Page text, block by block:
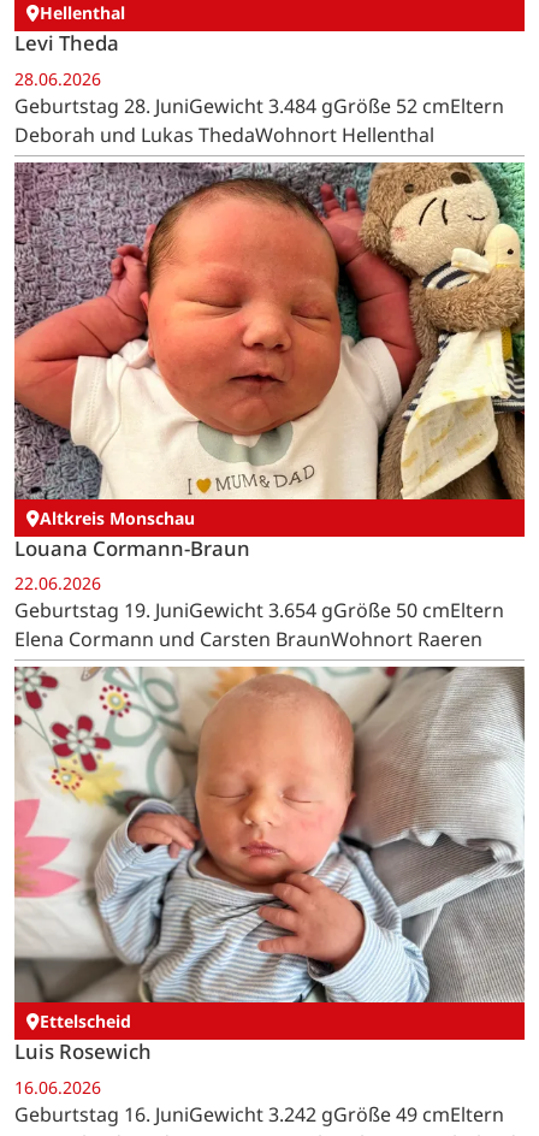
Hellenthal
Levi Theda
28.06.2026
Geburtstag 28. JuniGewicht 3.484 gGröße 52 cmEltern
Deborah und Lukas ThedaWohnort Hellenthal
Altkreis Monschau
Louana Cormann-Braun
22.06.2026
Geburtstag 19. JuniGewicht 3.654 gGröße 50 cmEltern
Elena Cormann und Carsten BraunWohnort Raeren
Ettelscheid
Luis Rosewich
16.06.2026
Geburtstag 16. JuniGewicht 3.242 gGröße 49 cmEltern